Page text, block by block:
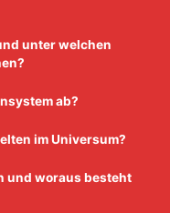
unter welchen
ab?
im Universum?
und woraus besteht